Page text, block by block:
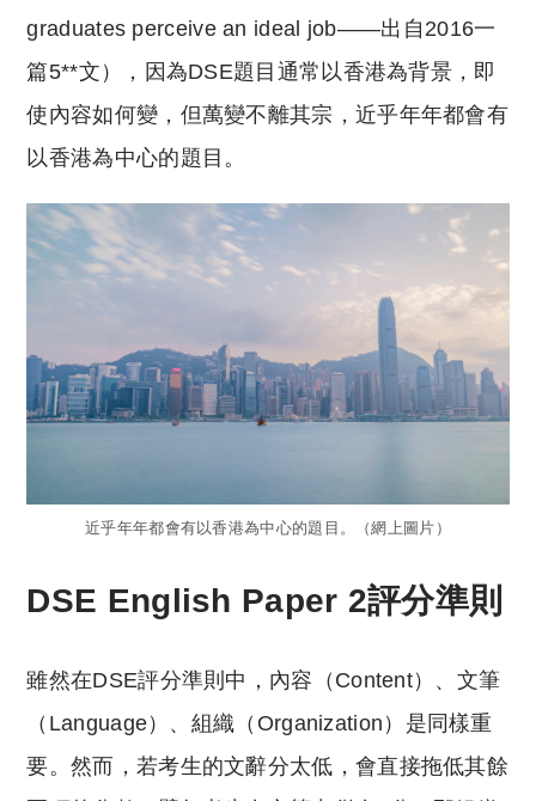
graduates perceive an ideal job——出自2016一
篇5**文），因為DSE題目通常以香港為背景，即
使內容如何變，但萬變不離其宗，近乎年年都會有
以香港為中心的題目。
近乎年年都會有以香港為中心的題目。（網上圖片）
DSE English Paper 2評分準則
雖然在DSE評分準則中，內容（Content）、文筆
（Language）、組織（Organization）是同樣重
要。然而，若考生的文辭分太低，會直接拖低其餘